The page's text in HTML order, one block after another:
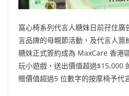
窩心椅系列代言人糖妹日前孖住
言品牌的母親節活動，及代言人簽
糖妹正式簽約成為 MaxCare 香港
玩小遊戲，送出價值超過$15,000
贈價值超過5 位數字的按摩椅予代